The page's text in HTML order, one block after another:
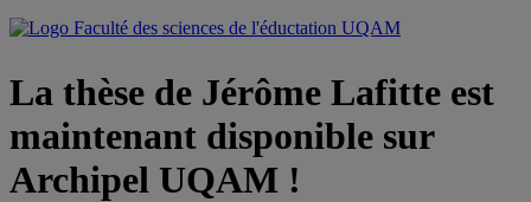
La thèse de Jérôme Lafitte est
maintenant disponible sur
Archipel UQAM !